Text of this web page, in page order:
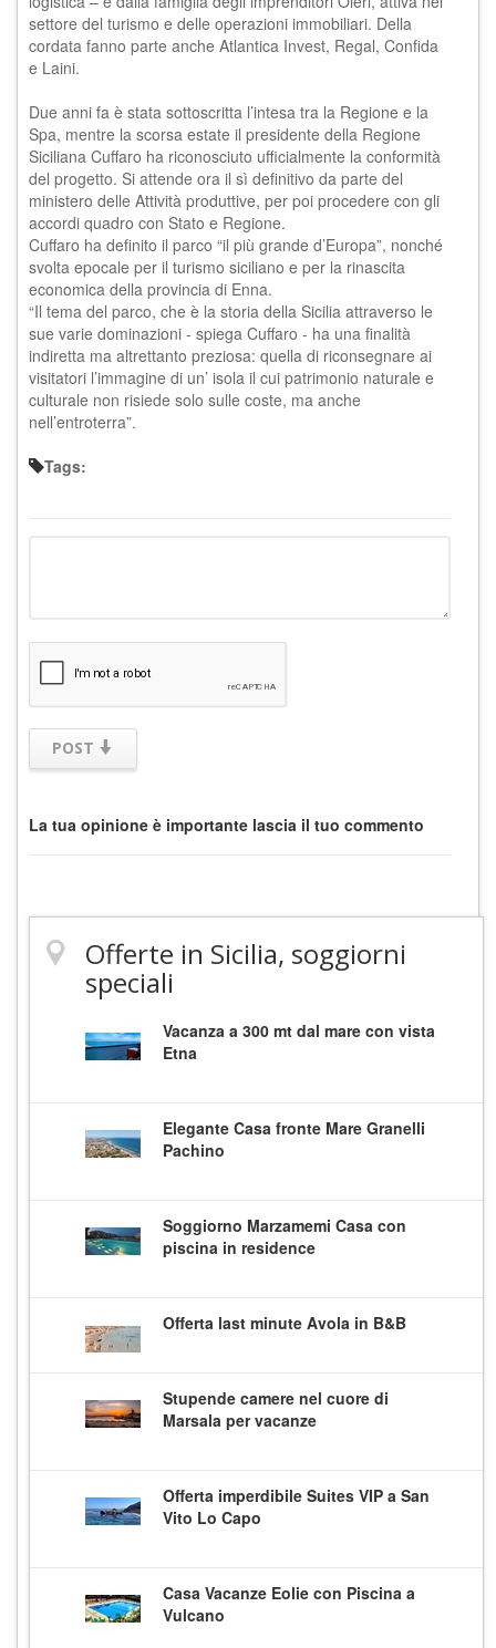
settore del turismo e delle operazioni immobiliari. Della
cordata fanno parte anche Atlantica Invest, Regal, Confida
e Laini.
Due anni fa è stata sottoscritta l’intesa tra la Regione e la
Spa, mentre la scorsa estate il presidente della Regione
Siciliana Cuffaro ha riconosciuto ufficialmente la conformità
del progetto. Si attende ora il sì definitivo da parte del
ministero delle Attività produttive, per poi procedere con gli
accordi quadro con Stato e Regione.
Cuffaro ha definito il parco “il più grande d’Europa”, nonché
svolta epocale per il turismo siciliano e per la rinascita
economica della provincia di Enna.
“Il tema del parco, che è la storia della Sicilia attraverso le
sue varie dominazioni - spiega Cuffaro - ha una finalità
indiretta ma altrettanto preziosa: quella di riconsegnare ai
visitatori l’immagine di un’ isola il cui patrimonio naturale e
culturale non risiede solo sulle coste, ma anche
nell’entroterra”.
Tags:
POST
La tua opinione è importante lascia il tuo commento
Offerte in Sicilia, soggiorni
speciali
Vacanza a 300 mt dal mare con vista
Etna
Elegante Casa fronte Mare Granelli
Pachino
Soggiorno Marzamemi Casa con
piscina in residence
Offerta last minute Avola in B&B
Stupende camere nel cuore di
Marsala per vacanze
Offerta imperdibile Suites VIP a San
Vito Lo Capo
Casa Vacanze Eolie con Piscina a
Vulcano